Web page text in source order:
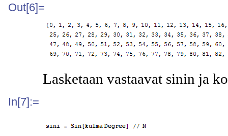
Out[6]=
Lasketaan vastaavat sinin ja
In[7]:=